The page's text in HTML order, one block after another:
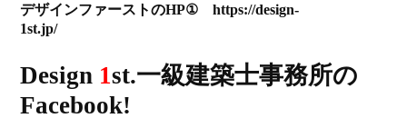
デザインファーストのHP① https://design-
1st.jp/
Design 1st.一級建築士事務所の
Facebook!